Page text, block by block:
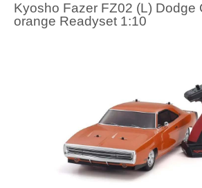
Kyosho Fazer FZ02 (L) Dodge
orange Readyset 1:10